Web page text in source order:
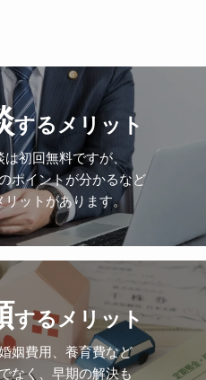
するメリット
初回無料ですが、
ポイントが分かるなど
ットがあります。
するメリット
姻費用、養育費など
なく、早期の解決も